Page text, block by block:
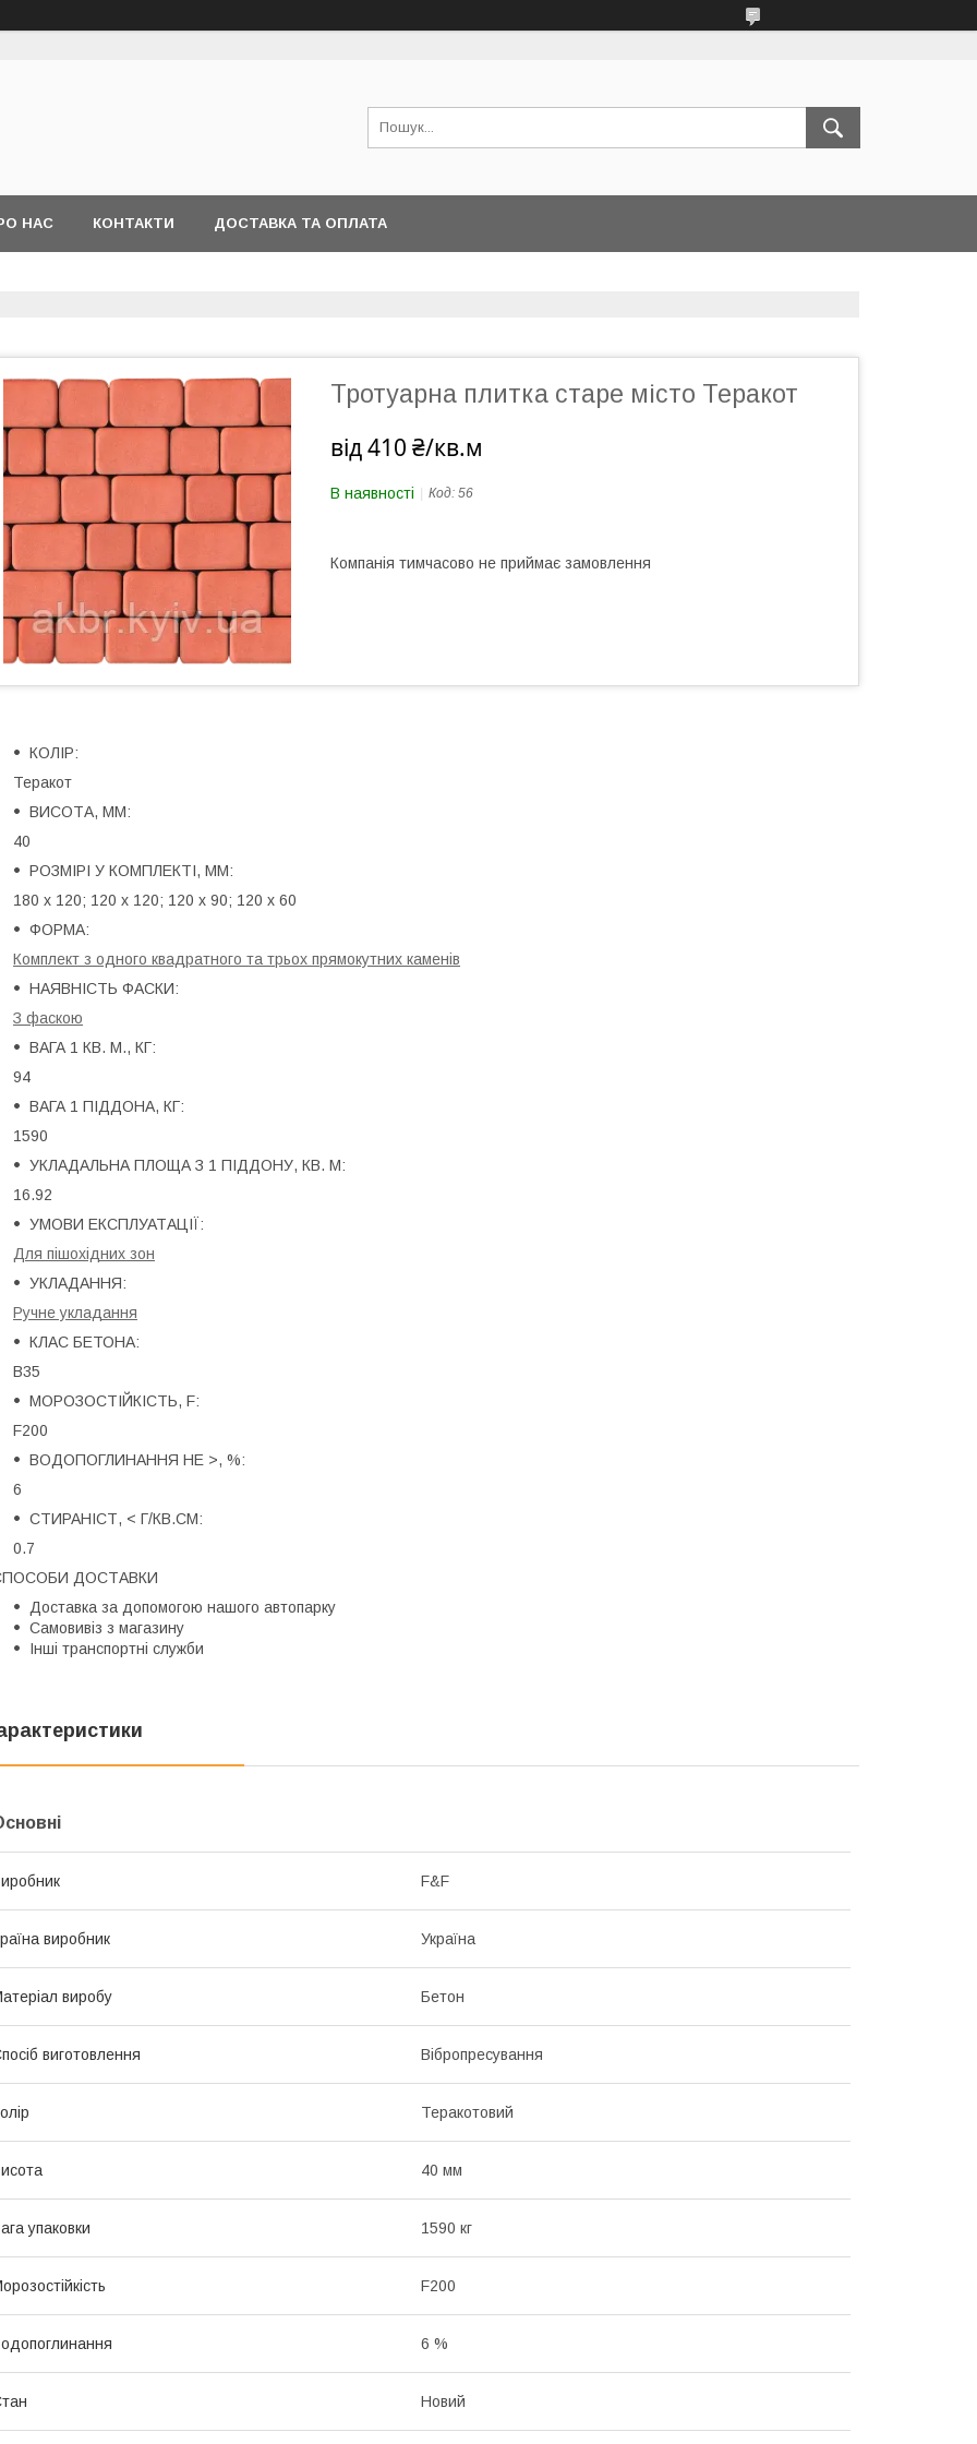
НАС КОНТАКТИ ДОСТАВКА ТА ОПЛАТА
Тротуарна плитка старе місто Теракот
від410 ₴/кв.м
В наявності Код: 56
Компанія тимчасово не приймає замовлення
КОЛІР:
Теракот
ВИСОТА, ММ:
40
РОЗМІРІ У КОМПЛЕКТІ, ММ:
180 х 120; 120 х 120; 120 х 90; 120 х 60
ФОРМА:
Комплект з одного квадратного та трьох прямокутних каменів
НАЯВНІСТЬ ФАСКИ:
З фаскою
ВАГА 1 КВ. М., КГ:
94
ВАГА 1 ПІДДОНА, КГ:
1590
УКЛАДАЛЬНА ПЛОЩА З 1 ПІДДОНУ, КВ. М:
16.92
УМОВИ ЕКСПЛУАТАЦІЇ:
Для пішохідних зон
УКЛАДАННЯ:
Ручне укладання
КЛАС БЕТОНА:
B35
МОРОЗОСТІЙКІСТЬ, F:
F200
ВОДОПОГЛИНАННЯ НЕ >, %:
6
СТИРАНІСТ, < Г/КВ.СМ:
0.7
ДОСТАВКИ
Доставка за допомогою нашого автопарку
Самовивіз з магазину
Інші транспортні служби
F&F
виробник Україна
виробу Бетон
виготовлення Вібропресування
Теракотовий
40 мм
упаковки 1590 кг
F200
6 %
Новий